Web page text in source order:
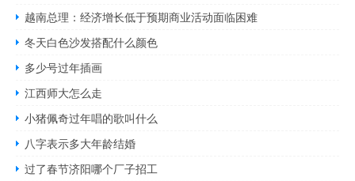
越南总理：经济增长低于预期商业活动面临困难
冬天白色沙发搭配什么颜色
多少号过年插画
江西师大怎么走
小猪佩奇过年唱的歌叫什么
八字表示多大年龄结婚
过了春节济阳哪个厂子招工